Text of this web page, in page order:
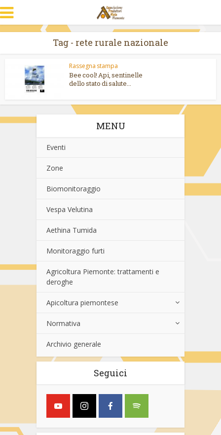
Tag - rete rurale nazionale
Rassegna stampa
Bee cool! Api, sentinelle
dello stato di salute...
MENU
Eventi
Zone
Biomonitoraggio
Vespa Velutina
Aethina Tumida
Monitoraggio furti
Agricoltura Piemonte: trattamenti e
deroghe
Apicoltura piemontese
Normativa
Archivio generale
Seguici